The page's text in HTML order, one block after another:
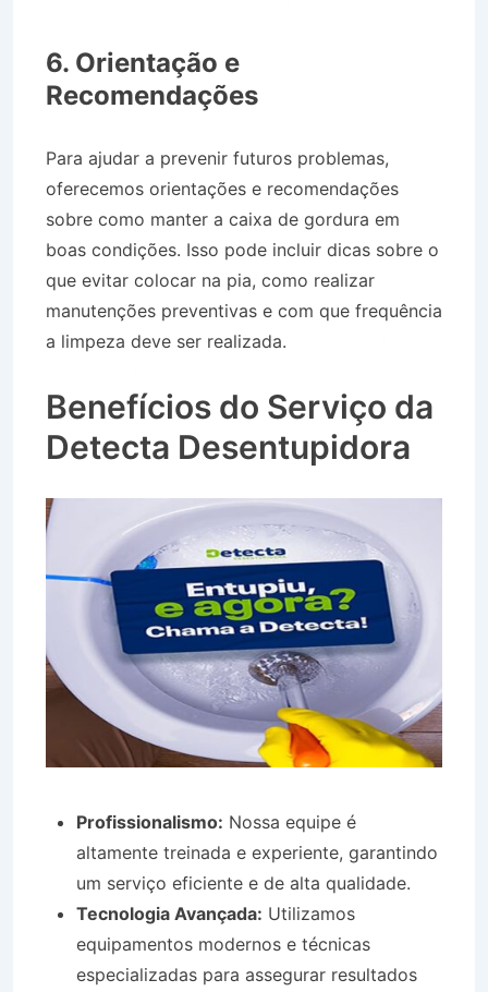
6. Orientação e
Recomendações
Para ajudar a prevenir futuros problemas,
oferecemos orientações e recomendações
sobre como manter a caixa de gordura em
boas condições. Isso pode incluir dicas sobre o
que evitar colocar na pia, como realizar
manutenções preventivas e com que frequência
a limpeza deve ser realizada.
Benefícios do Serviço da
Detecta Desentupidora
Profissionalismo: Nossa equipe é
altamente treinada e experiente, garantindo
um serviço eficiente e de alta qualidade.
Tecnologia Avançada: Utilizamos
equipamentos modernos e técnicas
especializadas para assegurar resultados